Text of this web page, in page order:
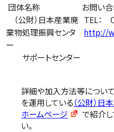
団体名称
お問い
（公財）日本産業廃
棄物処理振興センタ
ー
サポートセンター
TEL：
http://
詳細や加入方法等について
を運用している（公財）
ホームページ
で紹介し
い。